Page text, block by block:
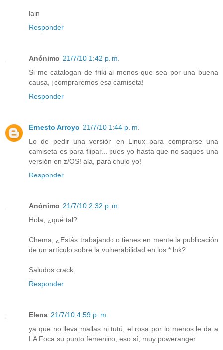
lain
Responder
Anónimo 21/7/10 1:42 p. m.
Si me catalogan de friki al menos que sea por una buena
causa, ¡compraremos esa camiseta!
Responder
Ernesto Arroyo 21/7/10 1:44 p. m.
Lo de pedir una versión en Linux para comprarse una
camiseta es para flipar... pues yo hasta que no saques una
versión en z/OS! ala, para chulo yo!
Responder
Anónimo 21/7/10 2:32 p. m.
Hola, ¿qué tal?
Chema, ¿Estás trabajando o tienes en mente la publicación
de un artículo sobre la vulnerabilidad en los *.lnk?
Saludos crack.
Responder
Elena 21/7/10 4:59 p. m.
ya que no lleva mallas ni tutú, el rosa por lo menos le da a
LA Foca su punto femenino, eso sí, muy poweranger